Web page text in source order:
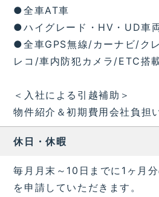
●全車AT車
●ハイグレード・HV・UD車
●全車GPS無線/カーナビ/ク
レコ/車内防犯カメラ/ETC搭
＜入社による引越補助＞
物件紹介＆初期費用会社負担
休日・休暇
毎月月末～10日までに1ヶ月
を申請していただきます。